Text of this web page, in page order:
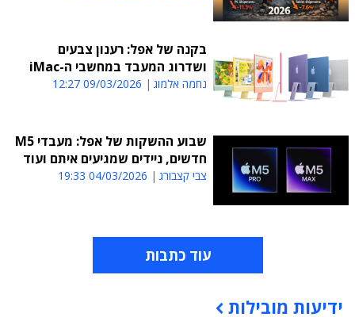
בקנה של אפל: רענון צבעים
ושדרוג המעבד במחשבי ה-iMac
נחמה אלמוג 09/03/2026 12:27
שבוע ההשקות של אפל: מעבדי M5
חדשים, ניידים שמגיעים איתם ועוד
צבי קצבורג 04/03/2026 19:33
עוד כתבות
תוכן פרסומי
ידיעות מובילות